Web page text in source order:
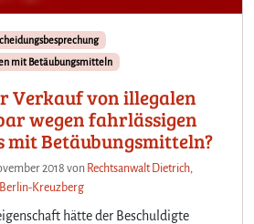
mit Betäubungsmitteln
Verkauf von illegalen
wegen fahrlässigen
mit Betäubungsmitteln?
2018 von Rechtsanwalt Dietrich,
Kreuzberg
hätte der Beschuldigte